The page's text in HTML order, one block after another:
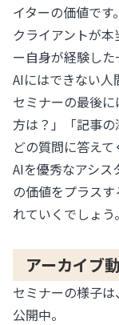
イターの価値です。
クライアントが
ー自身が経験した
AIにはできない人
セミナーの最後
方は？」「記事
どの質問に答えて
AIを優秀なアシ
の価値をプラス
れていくでしょう。
アーカイブ
セミナーの様子
公開中。